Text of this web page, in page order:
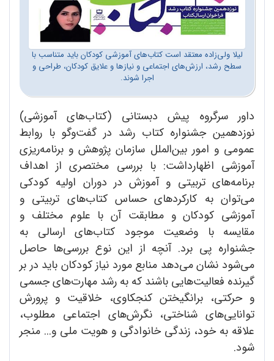
لیلا ولی‌زاده معتقد است کتاب‌های آموزشی کودکان باید متناسب با
سطح رشد، ارزش‌های اجتماعی و نیازها و علایق کودکان، طراحی و
اجرا شوند.
داور سرگروه پیش دبستانی (کتاب‌های آموزشی)
نوزدهمین جشنواره کتاب رشد در گفت‌وگو با روابط
عمومی و امور بین‌الملل سازمان پژوهش و برنامه‌ریزی
آموزشی اظهارداشت: با بررسی مختصری از اهداف
برنامه‌های تربیتی و آموزش در دوران اولیه کودکی
می‌توان به کارکردهای حساس کتاب‌های تربیتی و
آموزشی کودکان و مطابقت آن با علوم مختلف و
مقایسه با وضعیت موجود کتاب‌های ارسالی به
جشنواره پی برد. آنچه از این نوع بررسی‌ها حاصل
می‌شود نشان می‌دهد منابع مورد نیاز کودکان باید در بر
گیرنده فعالیت‌هایی باشند که به رشد مهارت‌های جسمی
و حرکتی، برانگیختن کنجکاوی، خلاقیت و پرورش
توانایی‌های شناختی، نگرش‌های اجتماعی مطلوب،
علاقه به خود، زندگی خانوادگی و هویت ملی و... منجر
شود.